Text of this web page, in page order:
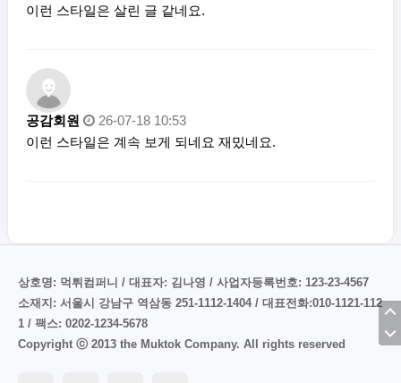
이런 스타일은 살린 글 같네요.
공감회원
26-07-18 10:53
이런 스타일은 계속 보게 되네요 재밌네요.
상호명: 먹튀컴퍼니 / 대표자: 김나영 / 사업자등록번호: 123-23-4567
소재지: 서울시 강남구 역삼동 251-1112-1404 / 대표전화:010-1121-112
1 / 팩스: 0202-1234-5678
Copyright ⓒ 2013 the Muktok Company. All rights reserved